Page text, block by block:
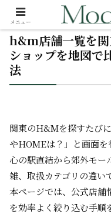
h&m店舗一覧を関
ショップを地図で
法
関東のH&Mを探すたび
やHOMEは？」と画面
心の駅直結から郊外モー
雑、取扱カテゴリの違い
本ページでは、公式店舗
を効率よく絞り込む手順
メニュー